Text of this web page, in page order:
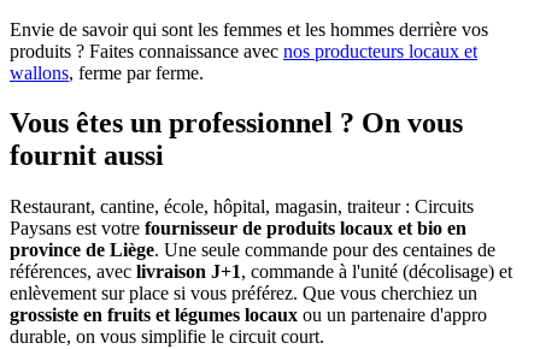
Envie de savoir qui sont les femmes et les hommes derrière vos
produits ? Faites connaissance avec nos producteurs locaux et
wallons, ferme par ferme.
Vous êtes un professionnel ? On vous
fournit aussi
Restaurant, cantine, école, hôpital, magasin, traiteur : Circuits
Paysans est votre fournisseur de produits locaux et bio en
province de Liège. Une seule commande pour des centaines de
références, avec livraison J+1, commande à l'unité (décolisage) et
enlèvement sur place si vous préférez. Que vous cherchiez un
grossiste en fruits et légumes locaux ou un partenaire d'appro
durable, on vous simplifie le circuit court.